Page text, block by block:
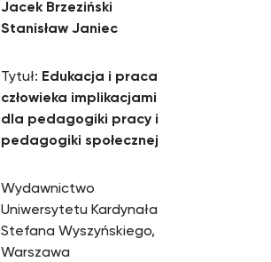
Jacek Brzeziński
Stanisław Janiec
Tytuł: Edukacja i praca
człowieka implikacjami
dla pedagogiki pracy i
pedagogiki społecznej
Wydawnictwo
Uniwersytetu Kardynała
Stefana Wyszyńskiego,
Warszawa